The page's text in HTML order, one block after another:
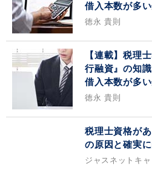
借入本数が多
徳永 貴則
【連載】税理
行融資』の知
借入本数が多
徳永 貴則
税理士資格が
の原因と確実
ジャスネットキ